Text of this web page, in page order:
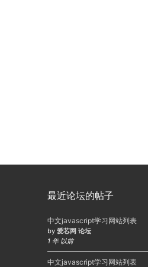
最近论坛的帖子
中文javascript学习网站列表
by 爱芯网 论坛
1 年 以前
中文javascript学习网站列表